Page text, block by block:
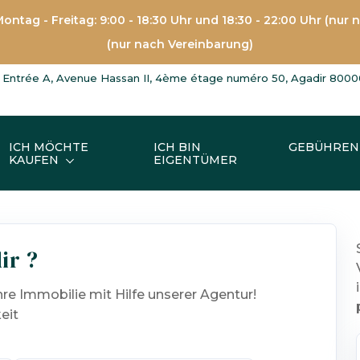
- Freitag: 9:00 - 18:30 Uhr und 18:30 - 22:00 Uhr (nur
(nur nach Vereinbarung)
A, Avenue Hassan II, 4ème étage numéro 50, Agadir
ICH MÖCHTE
KAUFEN
ICH BIN
EIGENTÜMER
GEBÜHREN
?
Immobilie mit Hilfe unserer Agentur!